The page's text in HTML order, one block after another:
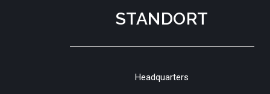
STANDORT
Headquarters